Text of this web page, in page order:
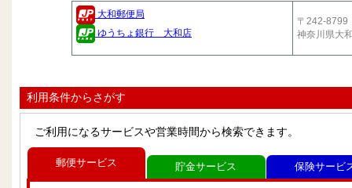
大和郵便局
ゆうちょ銀行 大和店
〒242-8799
神奈川県大
利用条件からさがす
ご利用になるサービスや営業時間から検索できます。
郵便サービス 貯金サービス 保険サービ